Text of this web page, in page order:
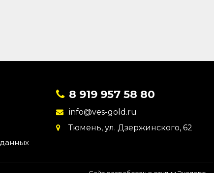
8 919 957 58 80
info@ves-gold.ru
Тюмень, ул. ​Дзержинского, 62